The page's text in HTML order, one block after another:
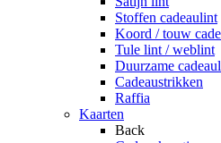
Stoffen cadeaulint
Koord / touw
Tule lint / weblint
Duurzame
Cadeaustrikken
Raffia
Kaarten
Back